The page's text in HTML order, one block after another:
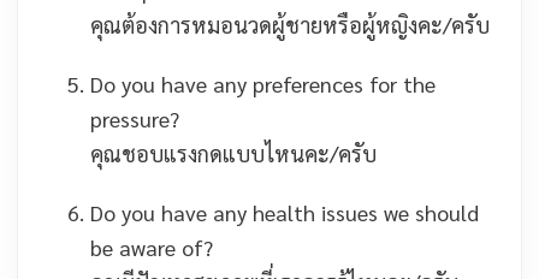
คุณต้องการหมอนวดผู้ชายหรือผู้หญิงคะ/ครับ
Do you have any preferences for the
pressure?
คุณชอบแรงกดแบบไหนคะ/ครับ
Do you have any health issues we should
be aware of?